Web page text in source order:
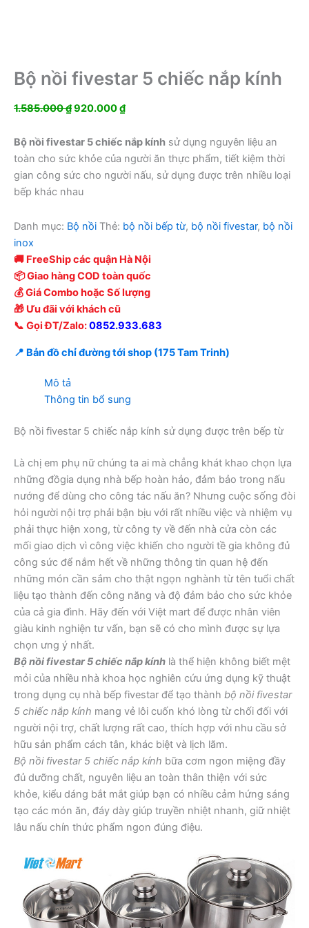
Bộ nồi fivestar 5 chiếc nắp kính
1.585.000₫Giá
là:
1.585.000 ₫.
920.000₫Giá
tại
là:
920.000 ₫.
Bộ nồi fivestar 5 chiếc nắp kính sử dụng nguyên liệu an
toàn cho sức khỏe của người ăn thực phẩm, tiết kiệm thời
gian công sức cho người nấu, sử dụng được trên nhiều loại
bếp khác nhau
Danh mục: Bộ nồi Thẻ: bộ nồi bếp từ, bộ nồi fivestar, bộ nồi
inox
🚚 FreeShip các quận Hà Nội
📦 Giao hàng COD toàn quốc
💰 Giá Combo hoặc Số lượng
🎁 Ưu đãi với khách cũ
📞 Gọi ĐT/Zalo:0852.933.683
📍 Bản đồ chỉ đường tới shop (175 Tam Trinh)
Mô tả
Thông tin bổ sung
Bộ nồi fivestar 5 chiếc nắp kính sử dụng được trên bếp từ
Là chị em phụ nữ chúng ta ai mà chẳng khát khao chọn lựa
những đồgia dụng nhà bếp hoàn hảo, đảm bảo trong nấu
nướng để dùng cho công tác nấu ăn? Nhưng cuộc sống đòi
hỏi người nội trợ phải bận bịu với rất nhiều việc và nhiệm vụ
phải thực hiện xong, từ công ty về đến nhà cửa còn các
mối giao dịch vì công việc khiến cho người tề gia không đủ
công sức để nắm hết về những thông tin quan hệ đến
những món cần sắm cho thật ngọn nghành từ tên tuổi chất
liệu tạo thành đến công năng và độ đảm bảo cho sức khỏe
của cả gia đình. Hãy đến với Việt mart để được nhân viên
giàu kinh nghiện tư vấn, bạn sẽ có cho mình được sự lựa
chọn ưng ý nhất.
Bộ nồi fivestar 5 chiếc nắp kính là thể hiện không biết mệt
mỏi của nhiều nhà khoa học nghiên cứu ứng dụng kỹ thuật
trong dụng cụ nhà bếp fivestar để tạo thành bộ nồi fivestar
5 chiếc nắp kính mang vẻ lôi cuốn khó lòng từ chối đối với
người nội trợ, chất lượng rất cao, thích hợp với nhu cầu sở
hữu sản phẩm cách tân, khác biệt và lịch lãm.
Bộ nồi fivestar 5 chiếc nắp kính bữa cơm ngon miệng đầy
đủ dưỡng chất, nguyên liệu an toàn thân thiện với sức
khỏe, kiểu dáng bắt mắt giúp bạn có nhiều cảm hứng sáng
tạo các món ăn, đáy dày giúp truyền nhiệt nhanh, giữ nhiệt
lâu nấu chín thức phẩm ngon đúng điệu.